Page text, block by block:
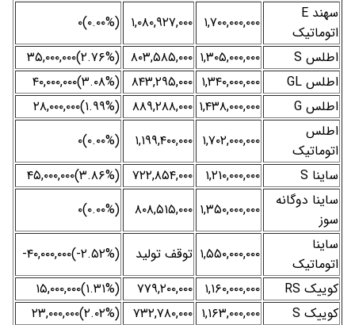
سهند E
اتوماتیک
۱,۷۰۰,۰۰۰,۰۰۰ ۱,۰۸۰,۹۲۷,۰۰۰ (۰.۰۰%)۰
اطلس S
۱,۳۰۵,۰۰۰,۰۰۰ ۸۰۳,۵۸۵,۰۰۰ (‎۲.۷۶%‌)‎۳۵,۰۰۰,۰۰۰‌
اطلس GL
۱,۳۴۰,۰۰۰,۰۰۰ ۸۴۳,۲۹۵,۰۰۰ (‎۳.۰۸%‌)‎۴۰,۰۰۰,۰۰۰‌
اطلس G
۱,۴۳۸,۰۰۰,۰۰۰ ۸۸۹,۲۸۸,۰۰۰
(‎۱.۹۹%‌)‎۲۸,۰۰۰,۰۰۰‌
اطلس
اتوماتیک
۱,۷۰۲,۰۰۰,۰۰۰ ۱,۱۹۹,۴۰۰,۰۰۰
(۰.۰۰%)۰
ساینا S
۱,۲۱۰,۰۰۰,۰۰۰ ۷۲۲,۸۵۴,۰۰۰
(‎۳.۸۶%‌)‎۴۵,۰۰۰,۰۰۰‌
ساینا دوگانه
سوز
۱,۳۵۰,۰۰۰,۰۰۰ ۸۰۸,۵۱۵,۰۰۰
(۰.۰۰%)۰
ساینا
اتوماتیک
۱,۵۵۰,۰۰۰,۰۰۰ توقف تولید
(‎-۲.۵۲%‌)‎-۴۰,۰۰۰,۰۰۰‌
کوییک RS
۱,۱۶۰,۰۰۰,۰۰۰ ۷۷۹,۲۰۰,۰۰۰
(‎۱.۳۱%‌)‎۱۵,۰۰۰,۰۰۰‌
کوییک S
۱,۱۶۳,۰۰۰,۰۰۰ ۷۳۲,۷۸۰,۰۰۰
(‎۲.۰۲%‌)‎۲۳,۰۰۰,۰۰۰‌